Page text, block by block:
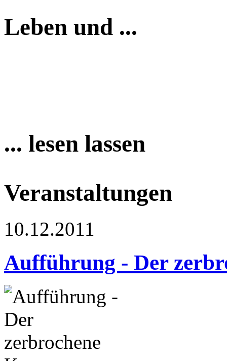
Leben und ...
... lesen lassen
Veranstaltungen
10.12.2011
Aufführung - Der